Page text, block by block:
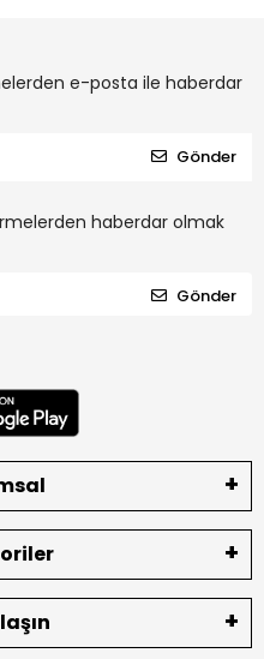
e-posta ile haberdar
Gönder
haberdar olmak
Gönder